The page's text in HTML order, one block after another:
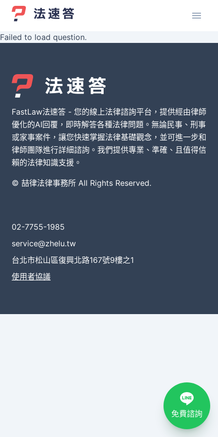
Failed to load question.
FastLaw法速答 - 您的線上法律諮詢平台，提供經由律師
優化的AI回覆，即時解答各種法律問題。無論民事、刑事
或家事案件，讓您快速掌握法律基礎觀念，並可進一步和
律師團隊進行詳細諮詢。我們提供專業、準確、且值得信
賴的法律知識支援。
© 喆律法律事務所 All Rights Reserved.
02-7755-1985
service@zhelu.tw
台北市松山區復興北路167號9樓之1
使用者協議
免費諮詢